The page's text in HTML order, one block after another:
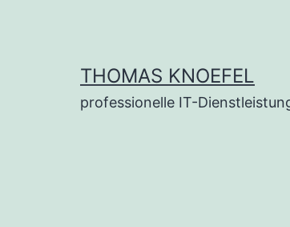
THOMAS KNOEFEL
professionelle IT-